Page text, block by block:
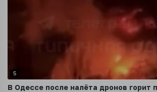
5
В Одессе после налёта дронов горит